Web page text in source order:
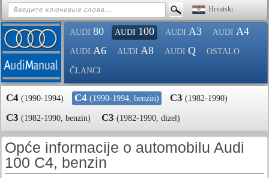
Hrvatski
AUDI 80 AUDI 100 AUDI A3 AUDI A4
AUDI A6 AUDI A8 AUDI Q OSTALO
ČLANCI
C4 (1990-1994) C4 (1990-1994, benzin) C3 (1982-1990)
C3 (1982-1990, benzin) C3 (1982-1990, dizel)
Opće informacije o automobilu Audi
100 C4, benzin